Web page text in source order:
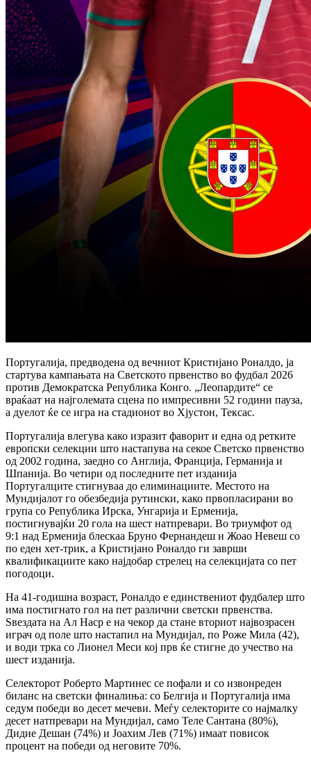
Португалија, предводена од вечниот Кристијано Роналдо, ја
стартува кампањата на Светското првенство во фудбал 2026
против Демократска Република Конго. „Леопардите“ се
враќаат на најголемата сцена по импресивни 52 години пауза,
а дуелот ќе се игра на стадионот во Хјустон, Тексас.
Португалија влегува како изразит фаворит и една од ретките
европски селекции што настапува на секое Светско првенство
од 2002 година, заедно со Англија, Франција, Германија и
Шпанија. Во четири од последните пет изданија
Португалците стигнуваа до елиминациите. Местото на
Мундијалот го обезбедија рутински, како првопласирани во
група со Република Ирска, Унгарија и Ерменија,
постигнувајќи 20 гола на шест натпревари. Во триумфот од
9:1 над Ерменија блескаа Бруно Фернандеш и Жоао Невеш со
по еден хет-трик, а Кристијано Роналдо ги заврши
квалификациите како најдобар стрелец на селекцијата со пет
погодоци.
На 41-годишна возраст, Роналдо е единствениот фудбалер што
има постигнато гол на пет различни светски првенства.
Ѕвездата на Ал Наср е на чекор да стане вториот највозрасен
играч од поле што настапил на Мундијал, по Роже Мила (42),
и води трка со Лионел Меси кој прв ќе стигне до учество на
шест изданија.
Селекторот Роберто Мартинес се пофали и со извонреден
биланс на светски финалиња: со Белгија и Португалија има
седум победи во десет мечеви. Меѓу селекторите со најмалку
десет натпревари на Мундијал, само Теле Сантана (80%),
Дидие Дешан (74%) и Јоахим Лев (71%) имаат повисок
процент на победи од неговите 70%.